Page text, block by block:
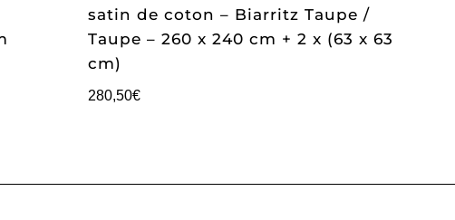
satin de coton – Biarritz Taupe /
Taupe – 260 x 240 cm + 2 x (63 x 63
cm)
280,50€